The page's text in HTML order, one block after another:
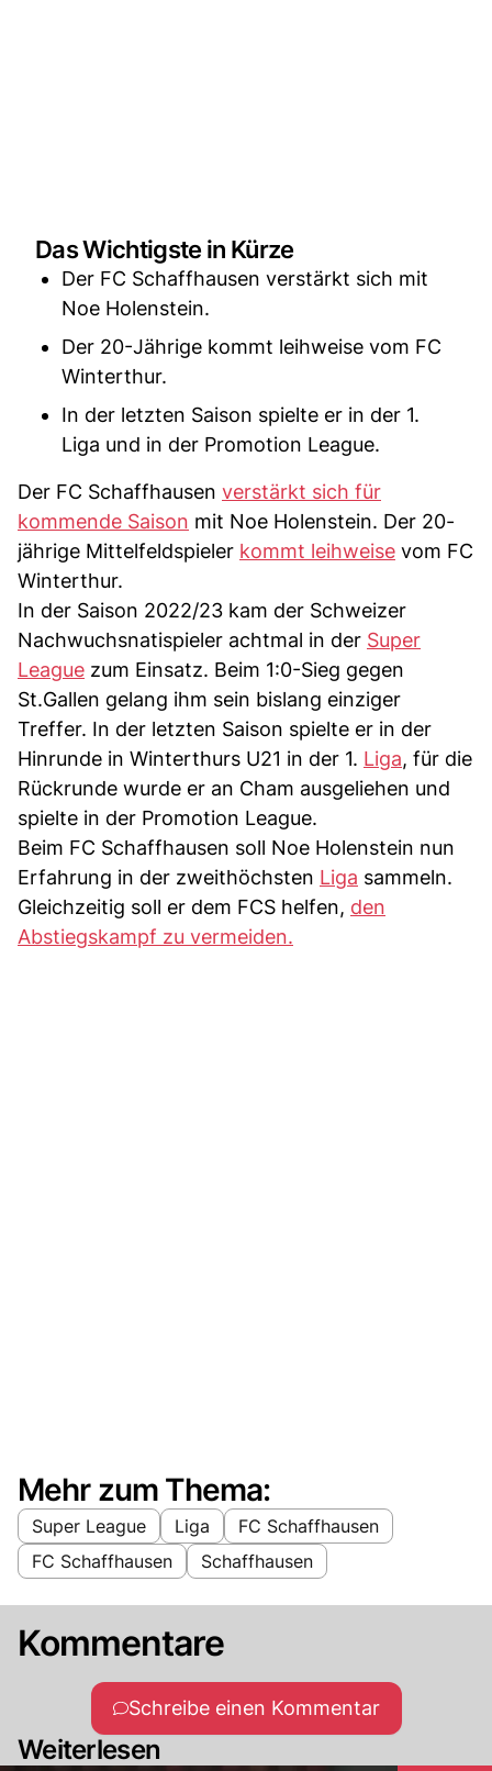
Das Wichtigste in Kürze
Der FC Schaffhausen verstärkt sich mit
Noe Holenstein.
Der 20-Jährige kommt leihweise vom FC
Winterthur.
In der letzten Saison spielte er in der 1.
Liga und in der Promotion League.
Der FC Schaffhausen verstärkt sich für
kommende Saison mit Noe Holenstein. Der 20-
jährige Mittelfeldspieler kommt leihweise vom FC
Winterthur.
In der Saison 2022/23 kam der Schweizer
Nachwuchsnatispieler achtmal in der Super
League zum Einsatz. Beim 1:0-Sieg gegen
St.Gallen gelang ihm sein bislang einziger
Treffer. In der letzten Saison spielte er in der
Hinrunde in Winterthurs U21 in der 1. Liga, für die
Rückrunde wurde er an Cham ausgeliehen und
spielte in der Promotion League.
Beim FC Schaffhausen soll Noe Holenstein nun
Erfahrung in der zweithöchsten Liga sammeln.
Gleichzeitig soll er dem FCS helfen, den
Abstiegskampf zu vermeiden.
Mehr zum Thema:
Super League Liga
FC Schaffhausen
FC Schaffhausen
Schaffhausen
Kommentare
Schreibe einen Kommentar
Weiterlesen